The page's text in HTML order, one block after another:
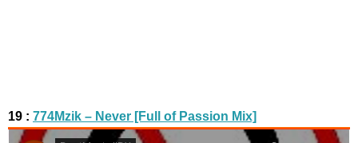
19 : 774Mzik – Never [Full of Passion Mix]